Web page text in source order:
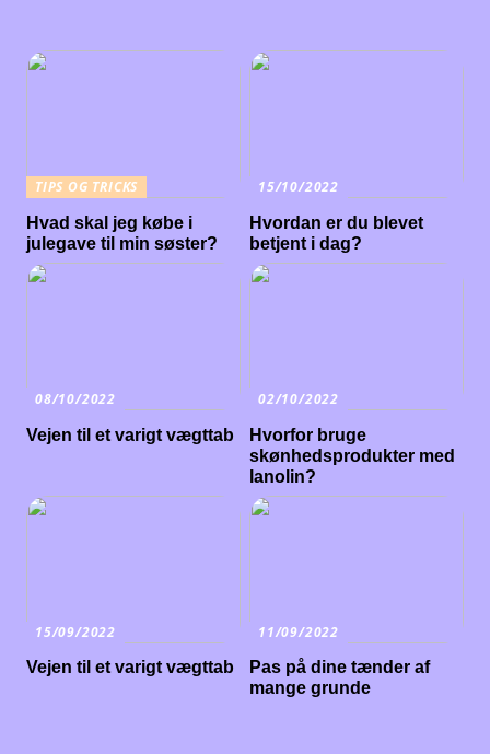
TIPS OG TRICKS
Hvad skal jeg købe i
julegave til min søster?
15/10/2022
Hvordan er du blevet
betjent i dag?
08/10/2022
Vejen til et varigt vægttab
02/10/2022
Hvorfor bruge
skønhedsprodukter med
lanolin?
15/09/2022
Vejen til et varigt vægttab
11/09/2022
Pas på dine tænder af
mange grunde